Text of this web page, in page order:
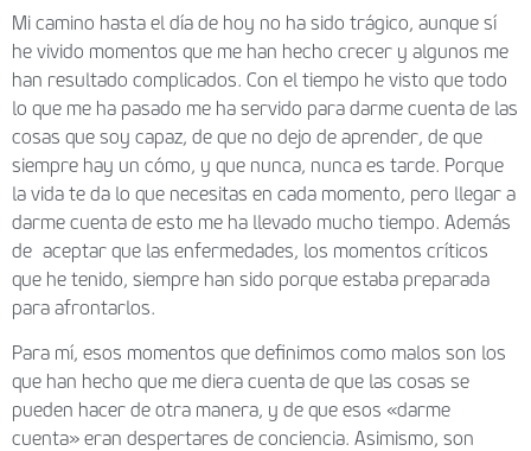
Mi camino hasta el día de hoy no ha sido trágico, aunque sí
he vivido momentos que me han hecho crecer y algunos me
han resultado complicados. Con el tiempo he visto que todo
lo que me ha pasado me ha servido para darme cuenta de las
cosas que soy capaz, de que no dejo de aprender, de que
siempre hay un cómo, y que nunca, nunca es tarde. Porque
la vida te da lo que necesitas en cada momento, pero llegar a
darme cuenta de esto me ha llevado mucho tiempo. Además
de aceptar que las enfermedades, los momentos críticos
que he tenido, siempre han sido porque estaba preparada
para afrontarlos.
Para mí, esos momentos que definimos como malos son los
que han hecho que me diera cuenta de que las cosas se
pueden hacer de otra manera, y de que esos «darme
cuenta» eran despertares de conciencia. Asimismo, son